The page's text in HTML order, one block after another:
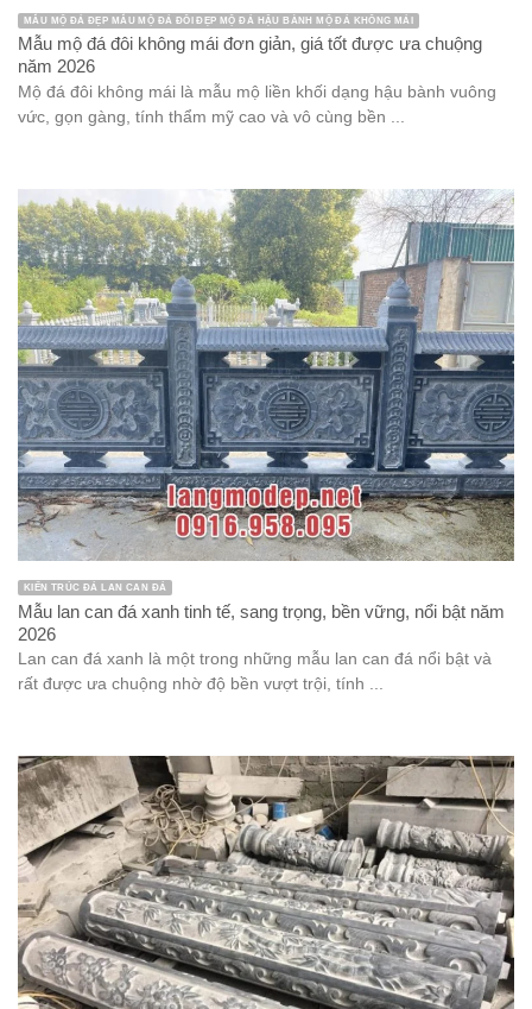
MẪU MỘ ĐÁ ĐẸP MẪU MỘ ĐÁ ĐÔI ĐẸP MỘ ĐÁ HẬU BÀNH MỘ ĐÁ KHÔNG MÁI
Mẫu mộ đá đôi không mái đơn giản, giá tốt được ưa chuộng
năm 2026
Mộ đá đôi không mái là mẫu mộ liền khối dạng hậu bành vuông
vức, gọn gàng, tính thẩm mỹ cao và vô cùng bền ...
KIẾN TRÚC ĐÁ LAN CAN ĐÁ
Mẫu lan can đá xanh tinh tế, sang trọng, bền vững, nổi bật năm
2026
Lan can đá xanh là một trong những mẫu lan can đá nổi bật và
rất được ưa chuộng nhờ độ bền vượt trội, tính ...